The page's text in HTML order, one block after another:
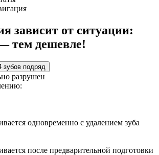
зависит от ситуации:
тем дешевле!
зубов подряд
разрушен
одновременно с удалением зуба
после предварительной подготовки